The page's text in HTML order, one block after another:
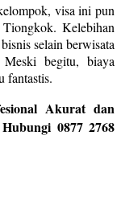
visa ini pun
Kelebihan
selain berwisata
begitu, biaya
fantastis.
Akurat dan
0877 2768